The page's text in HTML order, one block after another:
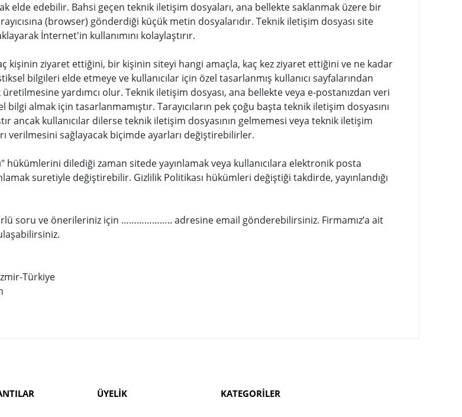
elde edebilir. Bahsi geçen teknik iletişim dosyaları, ana bellekte saklanmak üzere bir
(browser) gönderdiği küçük metin dosyalarıdır. Teknik iletişim dosyası site
İnternet'in kullanımını kolaylaştırır.
kişinin ziyaret ettiğini, bir kişinin siteyi hangi amaçla, kaç kez ziyaret ettiğini ve ne kadar
bilgileri elde etmeye ve kullanıcılar için özel tasarlanmış kullanıcı sayfalarından
yardımcı olur. Teknik iletişim dosyası, ana bellekte veya e-postanızdan veri
almak için tasarlanmamıştır. Tarayıcıların pek çoğu başta teknik iletişim dosyasını
ancak kullanıcılar dilerse teknik iletişim dosyasının gelmemesi veya teknik iletişim
verilmesini sağlayacak biçimde ayarları değiştirebilirler.
hükümlerini dilediği zaman sitede yayınlamak veya kullanıcılara elektronik posta
suretiyle değiştirebilir. Gizlilik Politikası hükümleri değiştiği takdirde, yayınlandığı
soru ve önerileriniz için ……………….. adresine email gönderebilirsiniz. Firmamız’a ait
Türkiye
ÜYELİK KATEGORİLER